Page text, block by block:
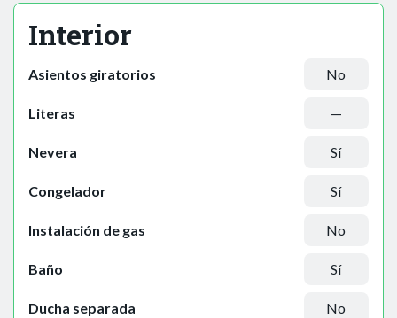
Interior
Asientos giratorios No
Literas —
Nevera Sí
Congelador Sí
Instalación de gas No
Baño Sí
Ducha separada No